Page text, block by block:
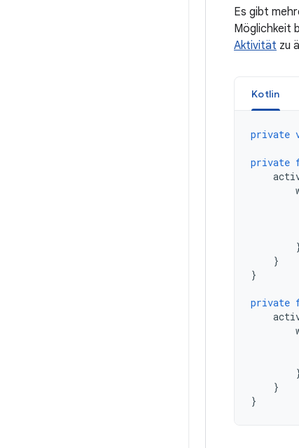
Es gibt
Möglichkeit
Aktivität zu
Kotlin
private
private
}
}
private
}
}